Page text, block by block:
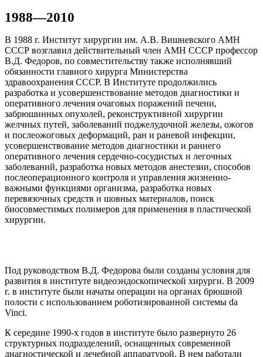
1988—2010
В 1988 г. Институт хирургии им. А.В. Вишневского АМН
СССР возглавил действительный член АМН СССР профессор
В.Д. Федоров, по совместительству также исполнявший
обязанности главного хирурга Министерства
здравоохранения СССР. В Институте продолжились
разработка и усовершенствование методов диагностики и
оперативного лечения очаговых поражений печени,
забрюшинных опухолей, реконструктивной хирургии
желчных путей, заболеваний поджелудочной железы, ожогов
и послеожоговых деформаций, ран и раневой инфекции,
усовершенствование методов диагностики и раннего
оперативного лечения сердечно-сосудистых и легочных
заболеваний, разработка новых методов анестезии, способов
послеоперационного контроля и управления жизненно-
важными функциями организма, разработка новых
перевязочных средств и шовных материалов, поиск
биосовместимых полимеров для применения в пластической
хирургии.
Под руководством В.Д. Федорова были созданы условия для
развития в институте видеоэндоскопической хирурги. В 2009
г. в институте были начаты операции на органах брюшной
полости с использованием роботизированной системы da
Vinci.
К середине 1990-х годов в институте было развернуто 26
структурных подразделений, оснащенных современной
диагностической и лечебной аппаратурой. В нем работали